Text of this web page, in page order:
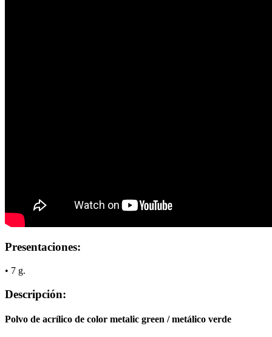
Presentaciones:
• 7 g.
Descripción:
Polvo de acrílico de color metalic green / metálico verde